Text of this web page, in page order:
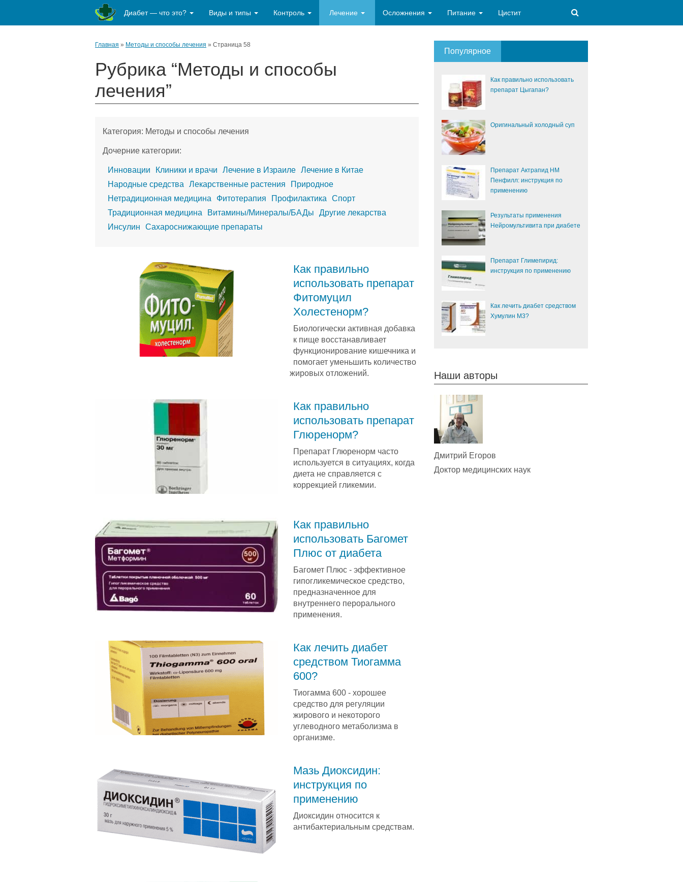
Диабет — что это? Виды и типы Контроль Лечение Осложнения Питание Цистит
Главная » Методы и способы лечения » Страница 58
Рубрика “Методы и способы
лечения”
Категория: Методы и способы лечения
Дочерние категории:
Инновации Клиники и врачи Лечение в Израиле Лечение в Китае
Народные средства
Лекарственные растения
Природное
Нетрадиционная медицина
Фитотерапия Профилактика
Спорт
Традиционная медицина
Витамины/Минералы/БАДы
Другие лекарства
Инсулин
Сахароснижающие препараты
Как правильно
использовать препарат
Фитомуцил
Холестенорм?
Биологически активная добавка
к пище восстанавливает
функционирование кишечника и
помогает уменьшить количество
жировых отложений.
Как правильно
использовать препарат
Глюренорм?
Препарат Глюренорм часто
используется в ситуациях, когда
диета не справляется с
коррекцией гликемии.
Как правильно
использовать Багомет
Плюс от диабета
Багомет Плюс - эффективное
гипогликемическое средство,
предназначенное для
внутреннего перорального
применения.
Как лечить диабет
средством Тиогамма
600?
Тиогамма 600 - хорошее
средство для регуляции
жирового и некоторого
углеводного метаболизма в
организме.
Мазь Диоксидин:
инструкция по
применению
Диоксидин относится к
антибактериальным средствам.
Популярное
Как правильно использовать
препарат Цыгапан?
Оригинальный холодный суп
Препарат Актрапид НМ
Пенфилл: инструкция по
применению
Результаты применения
Нейромультивита при диабете
Препарат Глимепирид:
инструкция по применению
Как лечить диабет средством
Хумулин М3?
Наши авторы
Дмитрий Егоров
Доктор медицинских наук